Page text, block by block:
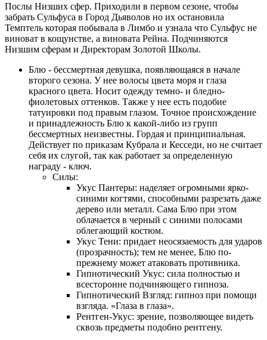
Послы Низших сфер. Приходили в первом сезоне, чтобы
забрать Сульфуса в Город Дьяволов но их остановила
Темптель которая побывала в Лимбо и узнала что Сульфус не
виноват в кощунстве, а виновата Рейна. Подчиняются
Низшим сферам и Директорам Золотой Школы.
Блю - бессмертная девушка, появляющаяся в начале
второго сезона. У нее волосы цвета моря и глаза
красного цвета. Носит одежду темно- и бледно-
фиолетовых оттенков. Также у нее есть подобие
татуировки под правым глазом. Точное происхождение
и принадлежность Блю к какой-либо из групп
бессмертных неизвестны. Гордая и принципиальная.
Действует по приказам Кубрала и Кесседи, но не считает
себя их слугой, так как работает за определенную
награду - ключ.
Силы:
Укус Пантеры: наделяет огромными ярко-
синими когтями, способными разрезать даже
дерево или металл. Сама Блю при этом
облачается в черный с синими полосами
облегающий костюм.
Укус Тени: придает неосязаемость для ударов
(прозрачность); тем не менее, Блю по-
прежнему может атаковать противника.
Гипнотический Укус: сила полностью и
всесторонне подчиняющего гипноза.
Гипнотический Взгляд: гипноз при помощи
взгляда. «Глаза в глаза».
Рентген-Укус: зрение, позволяющее видеть
сквозь предметы подобно рентгену.